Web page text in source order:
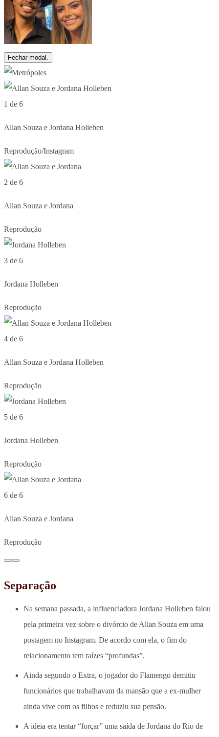
Fechar modal.
1 de 6
Allan Souza e Jordana Holleben
Reprodução/Instagram
2 de 6
Allan Souza e Jordana
Reprodução
3 de 6
Jordana Holleben
Reprodução
4 de 6
Allan Souza e Jordana Holleben
Reprodução
5 de 6
Jordana Holleben
Reprodução
6 de 6
Allan Souza e Jordana
Reprodução
Separação
Na semana passada, a influenciadora Jordana Holleben falou
pela primeira vez sobre o divórcio de Allan Souza em uma
postagem no Instagram. De acordo com ela, o fim do
relacionamento tem raízes “profundas”.
Ainda segundo o Extra, o jogador do Flamengo demitiu
funcionários que trabalhavam da mansão que a ex-mulher
ainda vive com os filhos e reduziu sua pensão.
A ideia era tentar “forçar” uma saída de Jordana do Rio de